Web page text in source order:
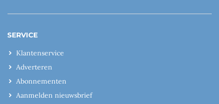
SERVICE
Klantenservice
Adverteren
Abonnementen
Aanmelden nieuwsbrief